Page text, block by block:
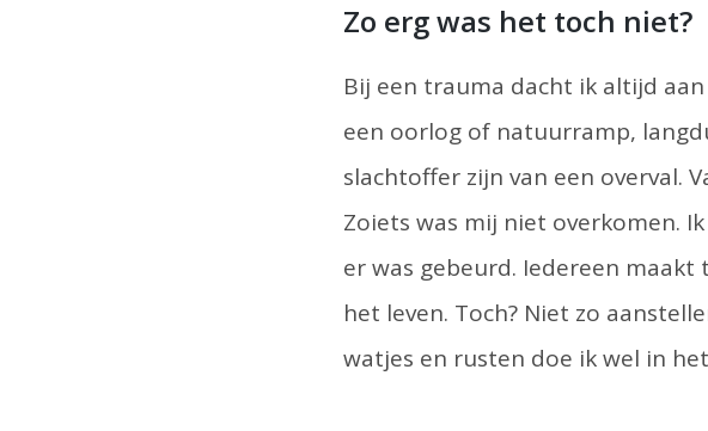
Zo erg was het toch niet?
Bij een trauma dacht ik altijd
een oorlog of natuurramp,
slachtoffer zijn van een overval.
Zoiets was mij niet overkomen.
er was gebeurd. Iedereen
het leven. Toch? Niet zo
watjes en rusten doe ik wel in